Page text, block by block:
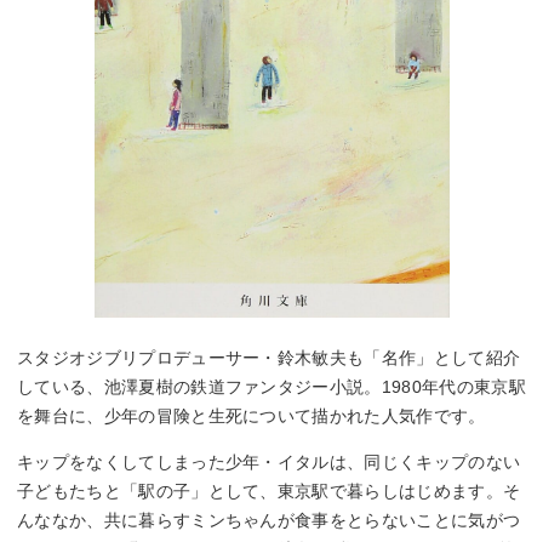
スタジオジブリプロデューサー・鈴木敏夫も「名作」として紹介
している、池澤夏樹の鉄道ファンタジー小説。1980年代の東京駅
を舞台に、少年の冒険と生死について描かれた人気作です。
キップをなくしてしまった少年・イタルは、同じくキップのない
子どもたちと「駅の子」として、東京駅で暮らしはじめます。そ
んななか、共に暮らすミンちゃんが食事をとらないことに気がつ